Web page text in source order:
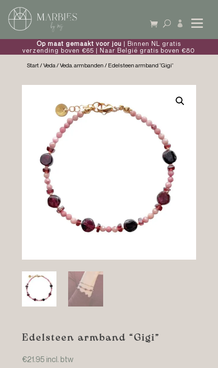

Op maat gemaakt voor jou | Binnen NL gratis
verzending boven €65 | Naar België gratis boven €80
Start/Veda/Veda. armbanden / Edelsteen armband “Gigi”
Edelsteen armband “Gigi”
€21.95 incl. btw